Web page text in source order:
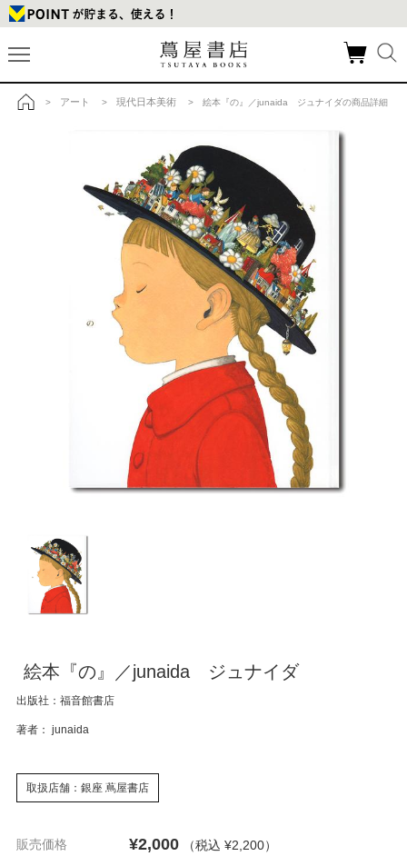
> アート > 現代日本美術 > 絵本『の』／junaida ジュナイダの商品詳細
絵本『の』／junaida ジュナイダ
出版社：福音館書店
著者： junaida
取扱店舗：銀座 蔦屋書店
販売価格 ¥2,000 （税込 ¥2,200）